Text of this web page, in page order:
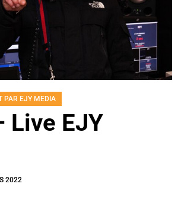
PAR EJY MEDIA
Live EJY
2022